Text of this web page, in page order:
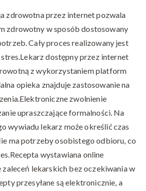
zdrowotna przez internet pozwala
zdrowotny w sposób dostosowany
Cały proces realizowany jest
dostępny przez internet
z wykorzystaniem platform
opieka znajduje zastosowanie na
zwolnienie
upraszczające formalności. Na
wywiadu lekarz może określić czas
ma potrzeby osobistego odbioru, co
wystawiana online
lekarskich bez oczekiwania w
przesyłane są elektronicznie, a